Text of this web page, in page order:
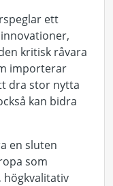
ett
kritisk råvara
importerar
dra stor nytta
kan bidra
en sluten
som
högkvalitativ